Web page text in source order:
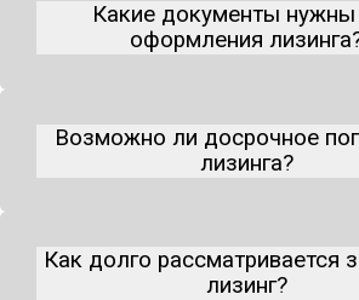
Какие документы
оформления
Возможно ли досрочное
лизинга?
Как долго рассматривается
лизинг?